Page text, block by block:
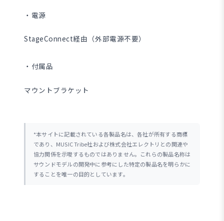
・電源
StageConnect経由（外部電源不要）
・付属品
マウントブラケット
*本サイトに記載されている各製品名は、各社が所有する商標
であり、MUSIC Tribe社および株式会社エレクトリとの関連や
協力関係を示唆するものではありません。これらの製品名称は
サウンドモデルの開発中に参考にした特定の製品名を明らかに
することを唯一の目的としています。